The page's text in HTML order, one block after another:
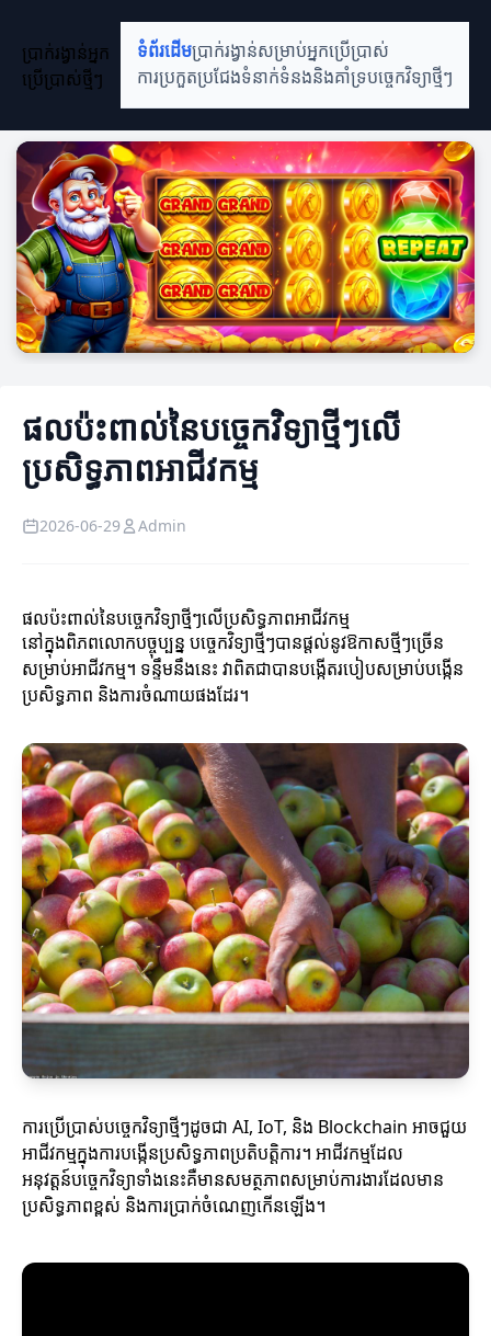
ប្រាក់រង្វាន់អ្នក
ប្រើប្រាស់ថ្មីៗ
ទំព័រដើមប្រាក់រង្វាន់សម្រាប់អ្នកប្រើប្រាស់
ការប្រកួតប្រជែងទំនាក់ទំនងនិងគាំទ្របច្ចេកវិទ្យាថ្មីៗ
ផលប៉ះពាល់នៃបច្ចេកវិទ្យាថ្មីៗលើ
ប្រសិទ្ធភាពអាជីវកម្ម
2026-06-29 Admin
ផលប៉ះពាល់នៃបច្ចេកវិទ្យាថ្មីៗលើប្រសិទ្ធភាពអាជីវកម្ម
នៅក្នុងពិភពលោកបច្ចុប្បន្ន បច្ចេកវិទ្យាថ្មីៗបានផ្តល់នូវឱកាសថ្មីៗច្រើន
សម្រាប់អាជីវកម្ម។ ទន្ទឹមនឹងនេះ វាពិតជាបានបង្កើតរបៀបសម្រាប់បង្កើន
ប្រសិទ្ធភាព និងការចំណាយផងដែរ។
ការប្រើប្រាស់បច្ចេកវិទ្យាថ្មីៗដូចជា AI, IoT, និង Blockchain អាចជួយ
អាជីវកម្មក្នុងការបង្កើនប្រសិទ្ធភាពប្រតិបត្តិការ។ អាជីវកម្មដែល
អនុវត្តន៍បច្ចេកវិទ្យាទាំងនេះគឺមានសមត្ថភាពសម្រាប់ការងារដែលមាន
ប្រសិទ្ធភាពខ្ពស់ និងការប្រាក់ចំណេញកើនឡើង។